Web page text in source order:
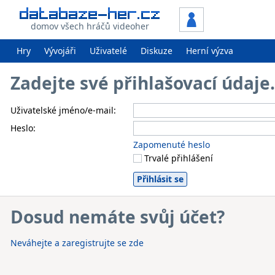
domov všech hráčů videoher
Hry Vývojáři Uživatelé Diskuze Herní výzva
Zadejte své přihlašovací
Uživatelské jméno/e-mail:
Heslo:
Zapomenuté heslo
Trvalé přihlášení
Dosud nemáte svůj účet?
Neváhejte a zaregistrujte se zde